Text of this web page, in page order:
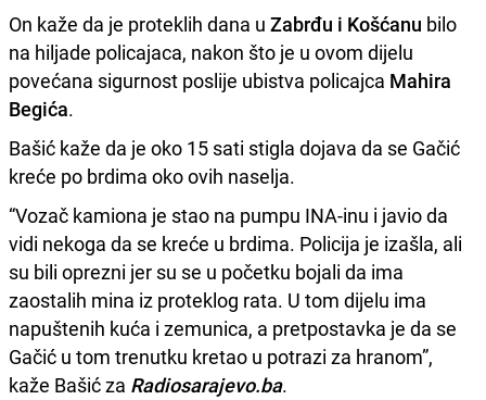
On kaže da je proteklih dana u Zabrđu i Košćanu bilo
na hiljade policajaca, nakon što je u ovom dijelu
povećana sigurnost poslije ubistva policajca Mahira
Begića.
Bašić kaže da je oko 15 sati stigla dojava da se Gačić
kreće po brdima oko ovih naselja.
“Vozač kamiona je stao na pumpu INA-inu i javio da
vidi nekoga da se kreće u brdima. Policija je izašla, ali
su bili oprezni jer su se u početku bojali da ima
zaostalih mina iz proteklog rata. U tom dijelu ima
napuštenih kuća i zemunica, a pretpostavka je da se
Gačić u tom trenutku kretao u potrazi za hranom”,
kaže Bašić za Radiosarajevo.ba.